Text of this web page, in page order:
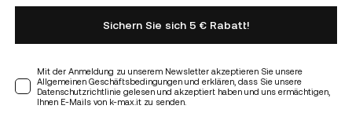
Sichern Sie sich 5 € Rabatt!
Mit der Anmeldung zu unserem Newsletter akzeptieren Sie unsere
Allgemeinen Geschäftsbedingungen und erklären, dass Sie unsere
Datenschutzrichtlinie gelesen und akzeptiert haben und uns ermächtigen,
Ihnen E-Mails von k-max.it zu senden.